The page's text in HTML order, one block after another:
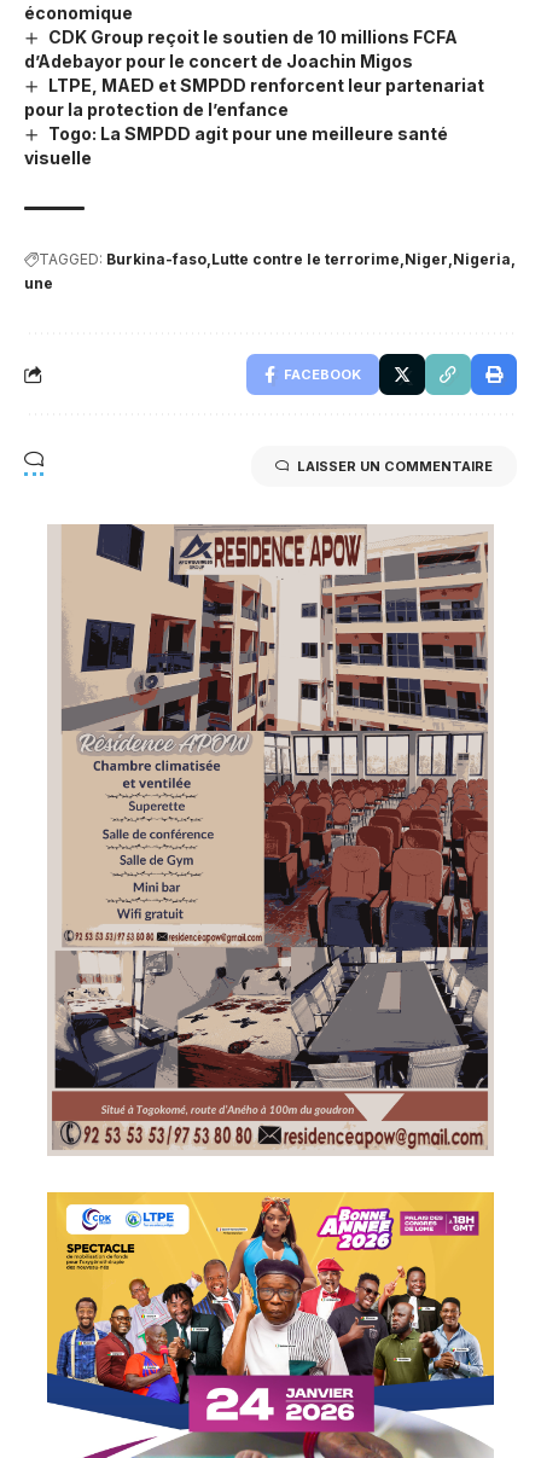
économique
CDK Group reçoit le soutien de 10 millions FCFA
d’Adebayor pour le concert de Joachin Migos
LTPE, MAED et SMPDD renforcent leur partenariat
pour la protection de l’enfance
Togo: La SMPDD agit pour une meilleure santé
visuelle
TAGGED: Burkina-faso Lutte contre le terrorime Niger Nigeria
une
FACEBOOK
LAISSER UN COMMENTAIRE